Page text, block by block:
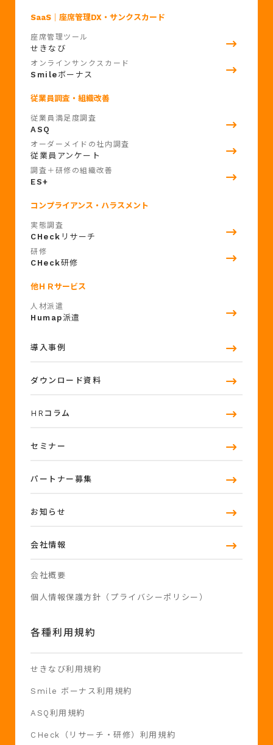
SaaS ｜座席管理DX・サンクスカード
座席管理ツール
せきなび
オンラインサンクスカード
Smile ボーナス
従業員調査・組織改善
従業員満足度調査
ASQ
オーダーメイドの社内調査
従業員アンケート
調査＋研修の組織改善
ES+
コンプライアンス・ハラスメント
実態調査
CHeck リサーチ
研修
CHeck研修
他ＨＲサービス
人材派遣
Humap 派遣
導入事例
ダウンロード資料
HRコラム
セミナー
パートナー募集
お知らせ
会社情報
会社概要
個人情報保護方針（プライバシーポリシー）
各種利用規約
せきなび利用規約
Smile ボーナス利用規約
ASQ利用規約
CHeck（リサーチ・研修）利用規約